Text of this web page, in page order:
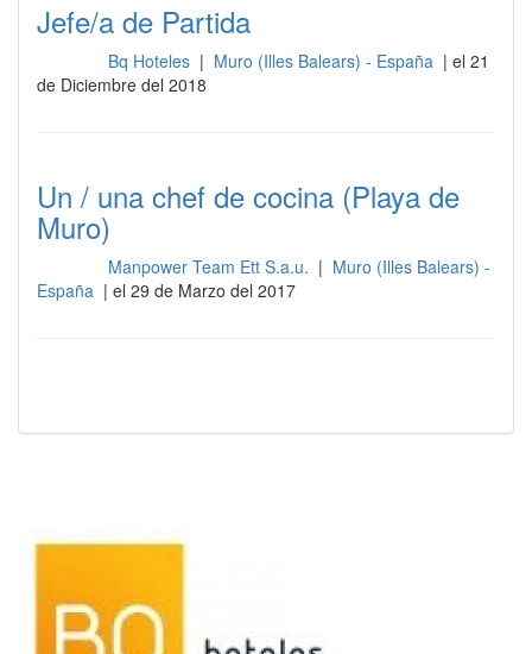
Jefe/a de Partida
Bq Hoteles | Muro (Illes Balears) - España | el 21
de Diciembre del 2018
Un / una chef de cocina (Playa de
Muro)
Manpower Team Ett S.a.u. | Muro (Illes Balears) -
España | el 29 de Marzo del 2017